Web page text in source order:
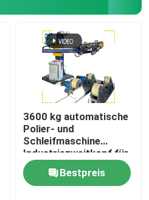
3600 kg automatische
Polier- und
Schleifmaschine
Industriezweitkopf für
Tankfahrzeuge
Bestpreis